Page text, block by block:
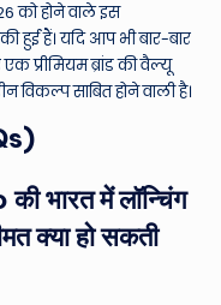
को होने वाले इस
हुई हैं। यदि आप भी बार-बार
प्रीमियम ब्रांड की वैल्यू
विकल्प साबित होने वाली है।
भारत में लॉन्चिंग
क्या हो सकती